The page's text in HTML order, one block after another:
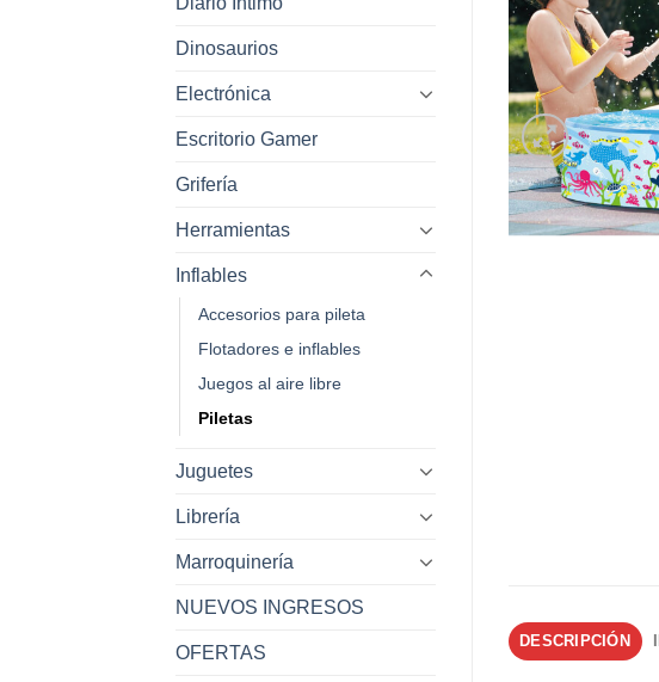
Dinosaurios
Electrónica
Escritorio Gamer
Grifería
Herramientas
Inflables
Accesorios para pileta
Flotadores e inflables
Juegos al aire libre
Piletas
Juguetes
Librería
Marroquinería
NUEVOS INGRESOS
OFERTAS
DESCRIPCIÓN